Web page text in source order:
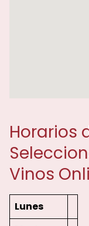
Horarios
Vinos
Lunes